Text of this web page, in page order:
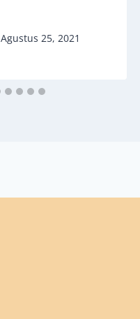
Agustus 25, 2021